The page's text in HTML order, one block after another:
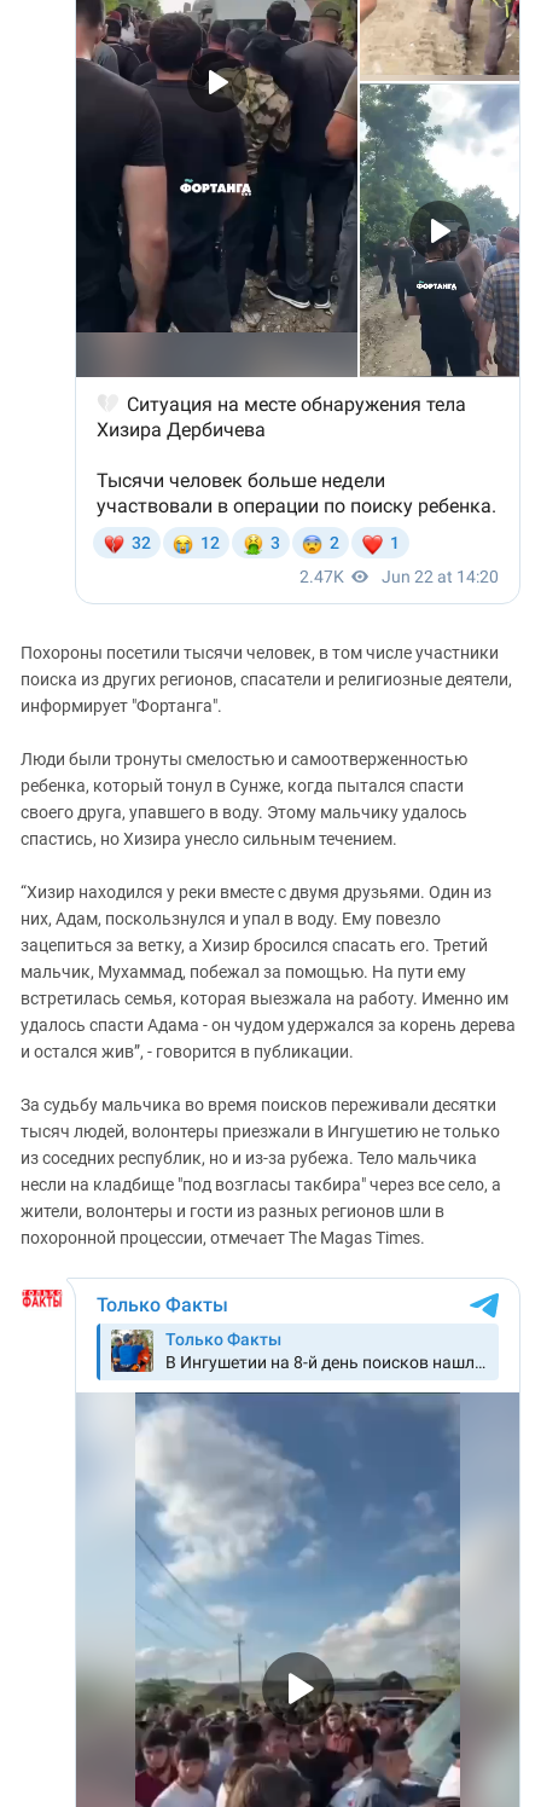
Похороны посетили тысячи человек, в том числе участники
поиска из других регионов, спасатели и религиозные деятели,
информирует "Фортанга".
Люди были тронуты смелостью и самоотверженностью
ребенка, который тонул в Сунже, когда пытался спасти
своего друга, упавшего в воду. Этому мальчику удалось
спастись, но Хизира унесло сильным течением.
“Хизир находился у реки вместе с двумя друзьями. Один из
них, Адам, поскользнулся и упал в воду. Ему повезло
зацепиться за ветку, а Хизир бросился спасать его. Третий
мальчик, Мухаммад, побежал за помощью. На пути ему
встретилась семья, которая выезжала на работу. Именно им
удалось спасти Адама - он чудом удержался за корень дерева
и остался жив”, - говорится в публикации.
За судьбу мальчика во время поисков переживали десятки
тысяч людей, волонтеры приезжали в Ингушетию не только
из соседних республик, но и из-за рубежа. Тело мальчика
несли на кладбище "под возгласы такбира" через все село, а
жители, волонтеры и гости из разных регионов шли в
похоронной процессии, отмечает The Magas Times.